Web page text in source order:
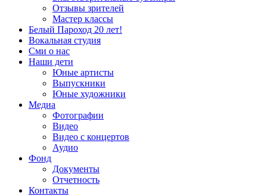
Отзывы зрителей
Мастер классы
Белый Пароход 20 лет!
Вокальная студия
Сми о нас
Наши дети
Юные артисты
Выпускники
Юные художники
Медиа
Фотографии
Видео
Видео с концертов
Аудио
Фонд
Документы
Отчетность
Контакты